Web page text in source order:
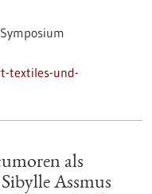
textiles-und-
als
Assmus